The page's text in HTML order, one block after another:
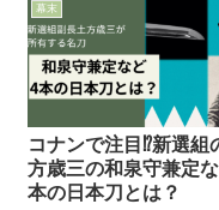
幕末
コナンで注目⁉新選組
方歳三の和泉守兼定
本の日本刀とは？